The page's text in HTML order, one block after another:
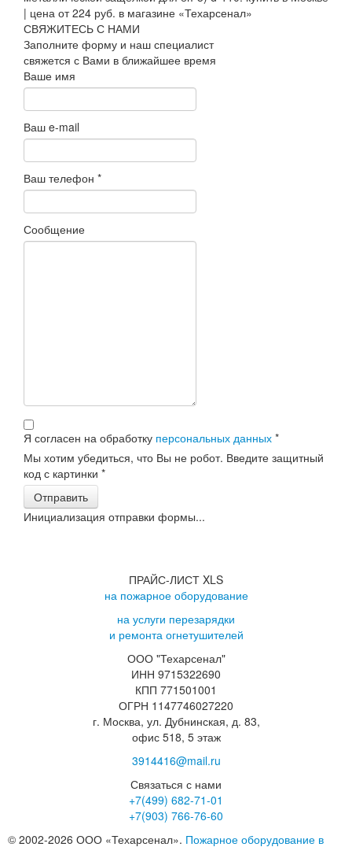
СВЯЖИТЕСЬ С НАМИ
Заполните форму и наш специалист
свяжется с Вами в ближайшее время
Ваше имя
Ваш e-mail
Ваш телефон *
Сообщение
Я согласен на обработку персональных данных *
Мы хотим убедиться, что Вы не робот. Введите защитный
код с картинки *
Отправить
Инициализация отправки формы...
ПРАЙС-ЛИСТ XLS
на пожарное оборудование
на услуги перезарядки
и ремонта огнетушителей
ООО "Техарсенал"
ИНН 9715322690
КПП 771501001
ОГРН 1147746027220
г. Москва, ул. Дубнинская, д. 83,
офис 518, 5 этаж
3914416@mail.ru
Связаться с нами
+7(499) 682-71-01
+7(903) 766-76-60
© 2002-2026 ООО «Техарсенал». Пожарное оборудование в